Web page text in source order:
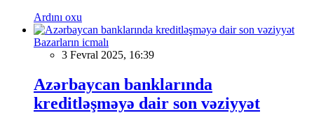
Ardını oxu
Bazarların icmalı
3 Fevral 2025, 16:39
Azərbaycan banklarında
kreditləşməyə dair son vəziyyət